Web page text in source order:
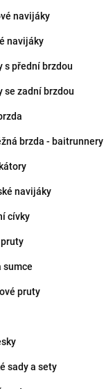
navijáky
navijáky
s přední brzdou
se zadní brzdou
brzda - baitrunnery
navijáky
cívky
sumce
pruty
sady a sety